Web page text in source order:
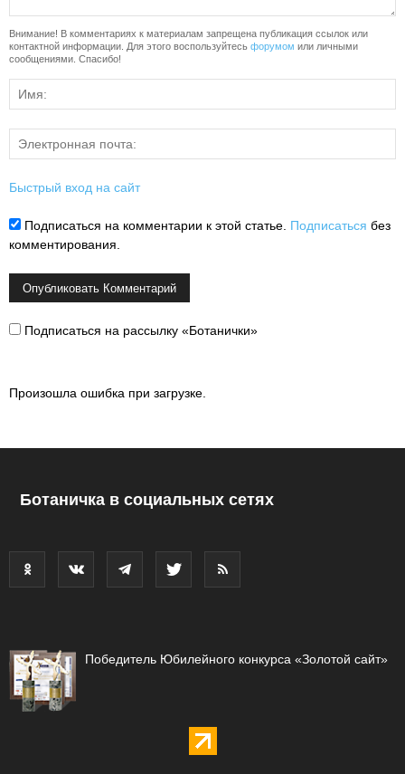
Внимание! В комментариях к материалам запрещена публикация ссылок или
контактной информации. Для этого воспользуйтесь форумом или личными
сообщениями. Спасибо!
Быстрый вход на сайт
Подписаться на комментарии к этой статье. Подписаться без
комментирования.
Подписаться на рассылку «Ботанички»
Произошла ошибка при загрузке.
Ботаничка в социальных сетях
Победитель Юбилейного конкурса «Золотой сайт»